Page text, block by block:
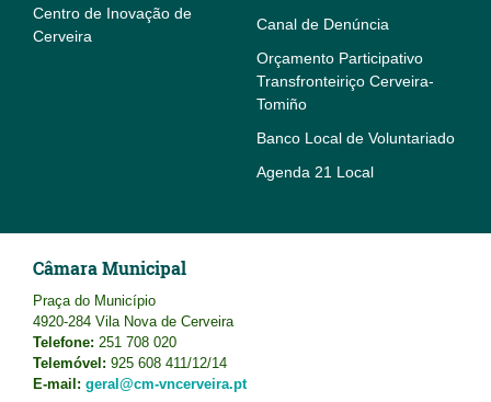
Centro de Inovação de
Cerveira
Canal de Denúncia
Orçamento Participativo
Transfronteiriço Cerveira-
Tomiño
Banco Local de Voluntariado
Agenda 21 Local
Câmara Municipal
Praça do Município
4920-284 Vila Nova de Cerveira
Telefone: 251 708 020
Telemóvel: 925 608 411/12/14
E-mail: geral@cm-vncerveira.pt